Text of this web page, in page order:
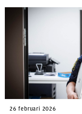
26 februari 2026